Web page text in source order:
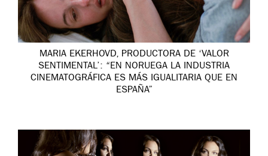
MARIA EKERHOVD, PRODUCTORA DE ‘VALOR
SENTIMENTAL’: “EN NORUEGA LA INDUSTRIA
CINEMATOGRÁFICA ES MÁS IGUALITARIA QUE EN
ESPAÑA”